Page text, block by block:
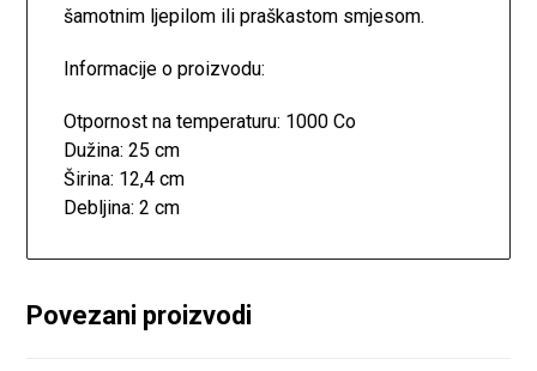
šamotnim ljepilom ili praškastom smjesom.
Informacije o proizvodu:
Otpornost na temperaturu: 1000 Co
Dužina: 25 cm
Širina: 12,4 cm
Debljina: 2 cm
Povezani proizvodi